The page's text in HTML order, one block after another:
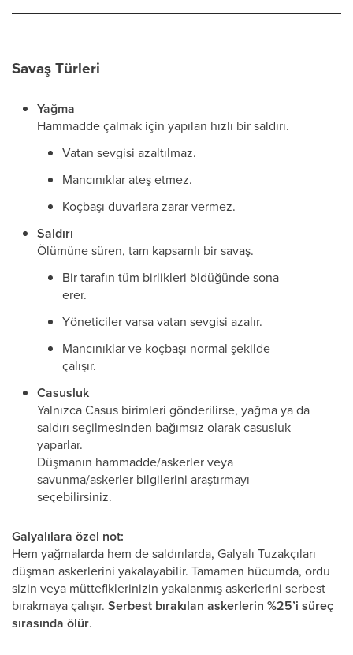
Savaş Türleri
Yağma
Hammadde çalmak için yapılan hızlı bir saldırı.
Vatan sevgisi azaltılmaz.
Mancınıklar ateş etmez.
Koçbaşı duvarlara zarar vermez.
Saldırı
Ölümüne süren, tam kapsamlı bir savaş.
Bir tarafın tüm birlikleri öldüğünde sona
erer.
Yöneticiler varsa vatan sevgisi azalır.
Mancınıklar ve koçbaşı normal şekilde
çalışır.
Casusluk
Yalnızca Casus birimleri gönderilirse, yağma ya da
saldırı seçilmesinden bağımsız olarak casusluk
yaparlar.
Düşmanın hammadde/askerler veya
savunma/askerler bilgilerini araştırmayı
seçebilirsiniz.
Galyalılara özel not:
Hem yağmalarda hem de saldırılarda, Galyalı Tuzakçıları
düşman askerlerini yakalayabilir. Tamamen hücumda, ordu
sizin veya müttefiklerinizin yakalanmış askerlerini serbest
bırakmaya çalışır. Serbest bırakılan askerlerin %25’i süreç
sırasında ölür.